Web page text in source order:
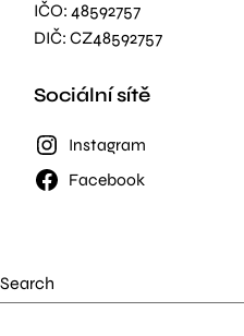
IČO: 48592757
DIČ: CZ48592757
Sociální sítě
Instagram
Facebook